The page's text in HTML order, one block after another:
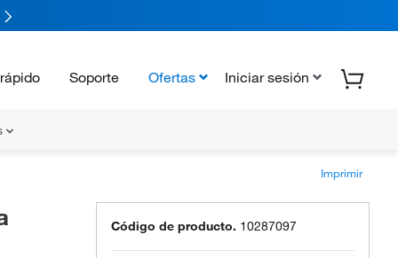
Soporte Ofertas Iniciar sesión
Imprimir
Código de producto. 10287097